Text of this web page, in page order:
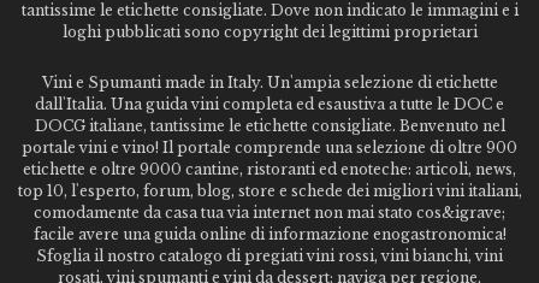
tantissime le etichette consigliate. Dove non indicato le immagini e i
loghi pubblicati sono copyright dei legittimi proprietari
Vini e Spumanti made in Italy. Un'ampia selezione di etichette
dall'Italia. Una guida vini completa ed esaustiva a tutte le DOC e
DOCG italiane, tantissime le etichette consigliate. Benvenuto nel
portale vini e vino! Il portale comprende una selezione di oltre 900
etichette e oltre 9000 cantine, ristoranti ed enoteche: articoli, news,
top 10, l'esperto, forum, blog, store e schede dei migliori vini italiani,
comodamente da casa tua via internet non mai stato cos&igrave;
facile avere una guida online di informazione enogastronomica!
Sfoglia il nostro catalogo di pregiati vini rossi, vini bianchi, vini
rosati, vini spumanti e vini da dessert; naviga per regione,